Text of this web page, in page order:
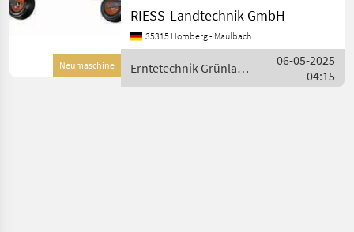
Neumaschine
00 0485 048 0 Ausrüstung
R03_0380 Beschreibung:
Erweiterung auf 6-Rad-
Lieferbar ! Mit 2x Tande
RIESS-Landtechnik GmbH
35315 Homberg - Maulbach
Erntetechnik Grünland
/ Claas
06-05-2025
04:15